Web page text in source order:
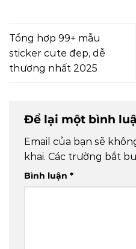
Tổng hợp 99+ mẫu
sticker cute đẹp, dễ
thương nhất 2025
Để lại một bình
Email của bạn sẽ
khai. Các trường bắt
Bình luận *